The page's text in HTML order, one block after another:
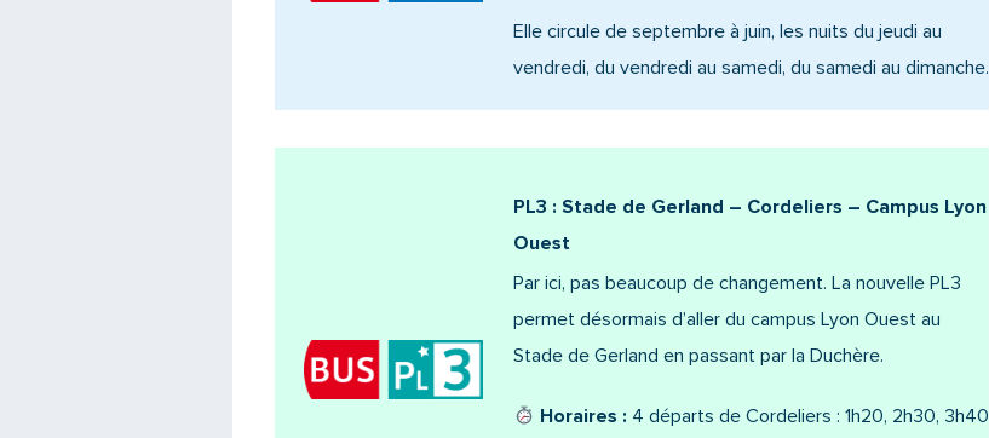
Elle circule de septembre à juin, les nuits du jeudi au
vendredi, du vendredi au samedi, du samedi au dimanche.
PL3 : Stade de Gerland – Cordeliers – Campus Lyon
Ouest
Par ici, pas beaucoup de changement. La nouvelle PL3
permet désormais d’aller du campus Lyon Ouest au
Stade de Gerland en passant par la Duchère.
Horaires : 4 départs de Cordeliers : 1h20, 2h30, 3h40